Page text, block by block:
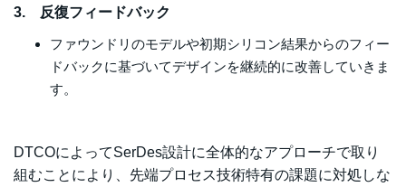
3. 反復フィードバック
ファウンドリのモデルや初期シリコン結果からのフィー
ドバックに基づいてデザインを継続的に改善していきま
す。
DTCOによってSerDes設計に全体的なアプローチで取り
組むことにより、先端プロセス技術特有の課題に対処しな